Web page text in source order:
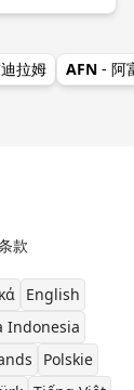
拉姆 AFN - 阿
款
English
Indonesia
Polskie